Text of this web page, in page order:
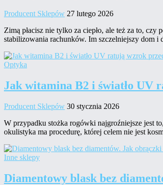
Producent Sklepów 27 lutego 2026
Zimą płacisz nie tylko za ciepło, ale też za to,
stabilizowania rachunków. Im szczelniejszy dom i
Optyka
Jak witamina B2 i światło UV
Producent Sklepów 30 stycznia 2026
W przypadku stożka rogówki najgroźniejsze jest
okulistyka ma procedurę, której celem nie jest
Inne sklepy
Diamentowy blask bez